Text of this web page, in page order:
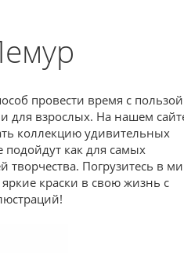
провести время с
для взрослых. На нашем
коллекцию удивительных
подойдут как для самых
творчества. Погрузитесь в
краски в свою жизнь с